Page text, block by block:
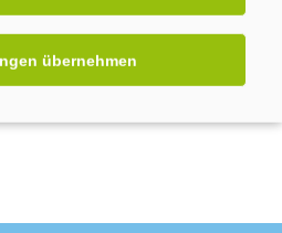
übernehmen
smgw SMGW Rollout